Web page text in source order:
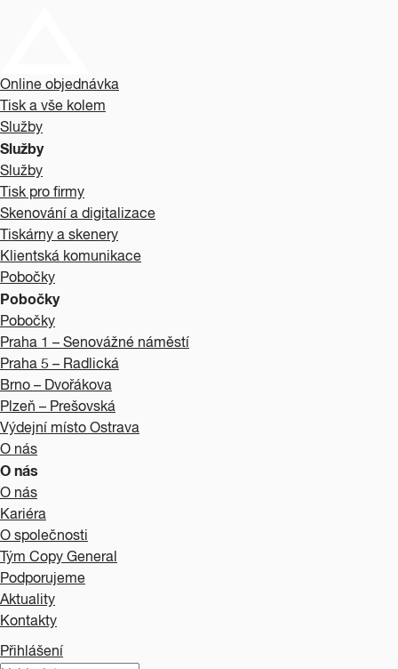
Online objednávka
Tisk a vše kolem
Služby
Služby
Služby
Tisk pro firmy
Skenování a digitalizace
Tiskárny a skenery
Klientská komunikace
Pobočky
Pobočky
Pobočky
Praha 1 – Senovážné náměstí
Praha 5 – Radlická
Brno – Dvořákova
Plzeň – Prešovská
Výdejní místo Ostrava
O nás
O nás
O nás
Kariéra
O společnosti
Tým Copy General
Podporujeme
Aktuality
Kontakty
Přihlášení